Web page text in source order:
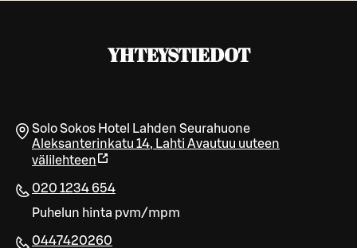
YHTEYSTIEDOT
Solo Sokos Hotel Lahden Seurahuone
Aleksanterinkatu 14, Lahti Avautuu uuteen
välilehteen
020 1234 654
Puhelun hinta pvm/mpm
0447420260